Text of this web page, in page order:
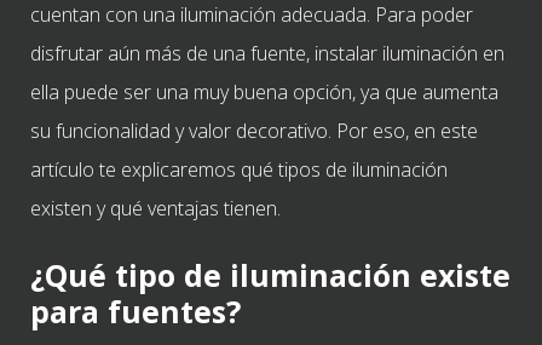
cuentan con una iluminación adecuada. Para poder
disfrutar aún más de una fuente, instalar iluminación en
ella puede ser una muy buena opción, ya que aumenta
su funcionalidad y valor decorativo. Por eso, en este
artículo te explicaremos qué tipos de iluminación
existen y qué ventajas tienen.
¿Qué tipo de iluminación existe
para fuentes?